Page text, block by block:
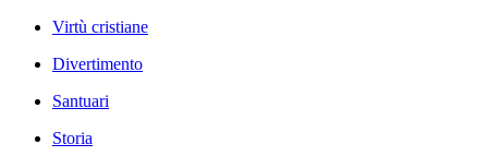
Virtù cristiane
Divertimento
Santuari
Storia